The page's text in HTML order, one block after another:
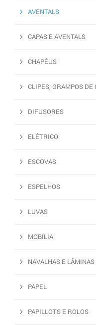
AVENTALS
CAPAS E AVENTALS
CHAPÉUS
CLIPES, GRAMPOS DE
DIFUSORES
ELÉTRICO
ESCOVAS
ESPELHOS
LUVAS
MOBÍLIA
NAVALHAS E LÂMINAS
PAPEL
PAPILLOTS E ROLOS